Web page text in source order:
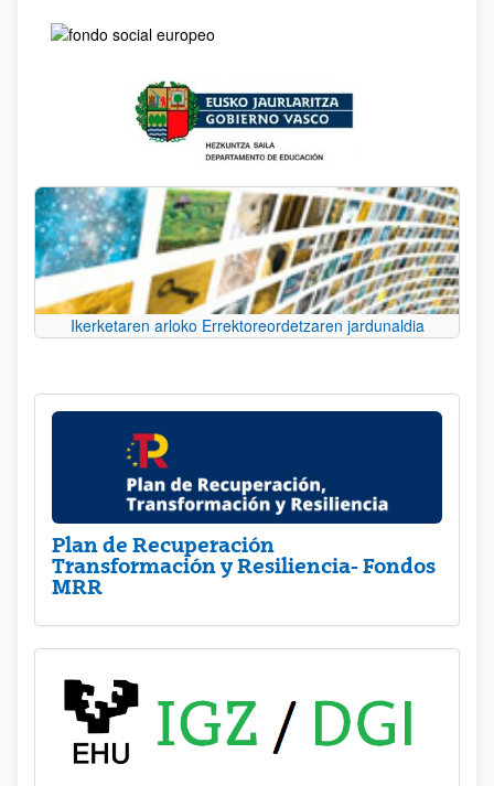
Ikerketaren arloko Errektoreordetzaren jardunaldia
Plan de Recuperación
Transformación y Resiliencia- Fondos
MRR